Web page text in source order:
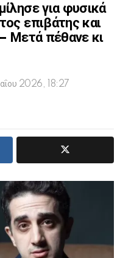
για φυσικά
επιβάτης και
Μετά πέθανε κι
2026, 18:27